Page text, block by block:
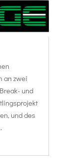
an zwei
und
und des